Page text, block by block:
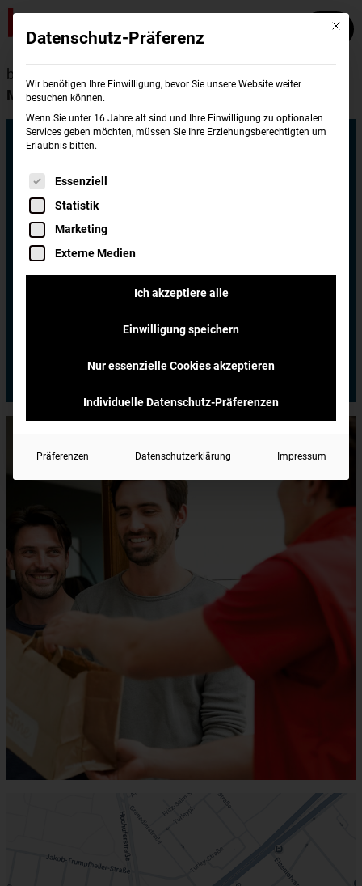
burgerme
Mannheim Neckarstadt
burgerme
Mannheim
Neckarstadt
Mit
Datenschutz-Präferenz
Wir benötigen Ihre Einwilligung, bevor Sie unsere Website weiter
besuchen können.
Wenn Sie unter 16 Jahre alt sind und Ihre Einwilligung zu optionalen
Services geben möchten, müssen Sie Ihre Erziehungsberechtigten um
Erlaubnis bitten.
Es folgt eine Liste der Service-Gruppen, für
Essenziell
Statistik
Marketing
Externe Medien
Ich akzeptiere alle
Einwilligung speichern
Nur essenzielle Cookies akzeptieren
Individuelle Datenschutz-Präferenzen
Präferenzen Datenschutzerklärung Impressum